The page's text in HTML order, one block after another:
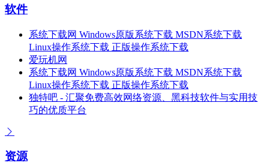
软件
系统下载网 Windows原版系统下载 MSDN系统下载
Linux操作系统下载 正版操作系统下载
爱玩机网
系统下载网 Windows原版系统下载 MSDN系统下载
Linux操作系统下载 正版操作系统下载
独特吧 - 汇聚免费高效网络资源、黑科技软件与实用技
巧的优质平台
资源